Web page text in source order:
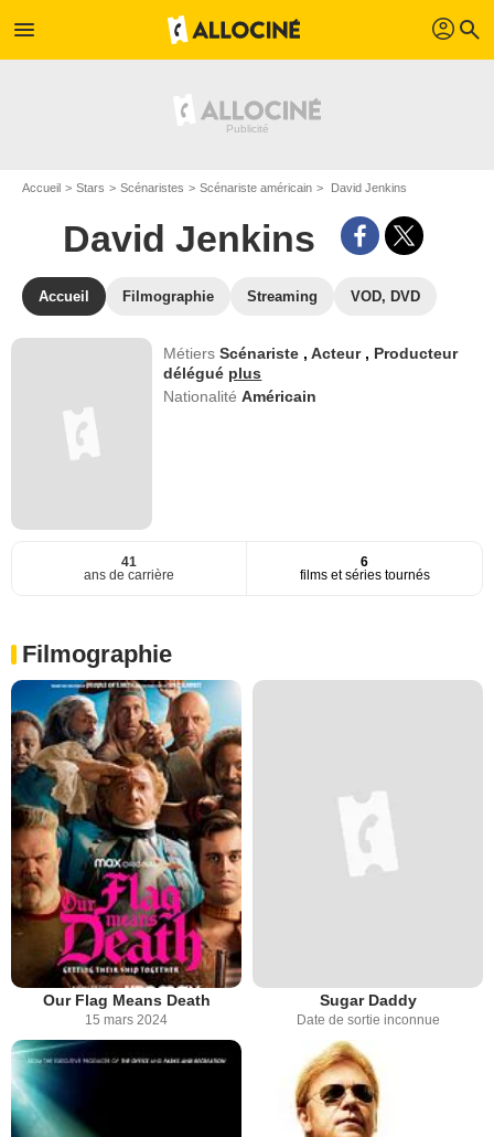
menu profil search
Accueil Stars Scénaristes Scénariste américain David Jenkins
David Jenkins
Accueil Filmographie Streaming VOD, DVD
MétiersScénariste ,Acteur , Producteur
délégué plus
NationalitéAméricain
41
ans de carrière
6
films et séries tournés
Filmographie
Our Flag Means Death
15 mars 2024
Sugar Daddy
Date de sortie inconnue